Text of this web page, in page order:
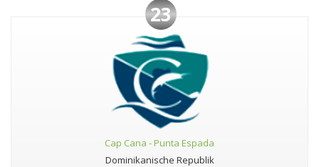
23
Cap Cana - Punta Espada
Dominikanische Republik